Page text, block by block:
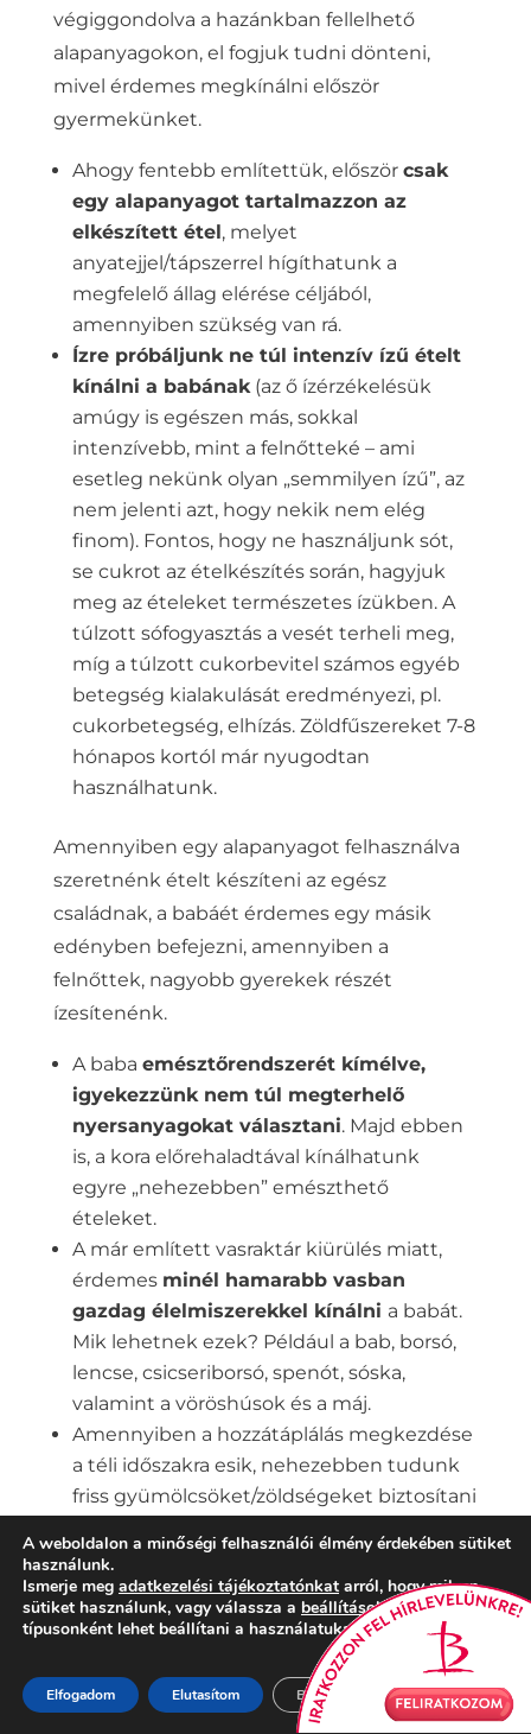
végiggondolva a hazánkban fellelhető
alapanyagokon, el fogjuk tudni dönteni,
mivel érdemes megkínálni először
gyermekünket.
Ahogy fentebb említettük, először csak
egy alapanyagot tartalmazzon az
elkészített étel , melyet
anyatejjel/tápszerrel hígíthatunk a
megfelelő állag elérése céljából,
amennyiben szükség van rá.
Ízre próbáljunk ne túl intenzív ízű ételt
kínálni a babának(az ő ízérzékelésük
amúgy is egészen más, sokkal
intenzívebb, mint a felnőtteké – ami
esetleg nekünk olyan „semmilyen ízű”, az
nem jelenti azt, hogy nekik nem elég
finom). Fontos, hogy ne használjunk sót,
se cukrot az ételkészítés során, hagyjuk
meg az ételeket természetes ízükben. A
túlzott sófogyasztás a vesét terheli meg,
míg a túlzott cukorbevitel számos egyéb
betegség kialakulását eredményezi, pl.
cukorbetegség, elhízás. Zöldfűszereket 7-8
hónapos kortól már nyugodtan
használhatunk.
Amennyiben egy alapanyagot felhasználva
szeretnénk ételt készíteni az egész
családnak, a babáét érdemes egy másik
edényben befejezni, amennyiben a
felnőttek, nagyobb gyerekek részét
ízesítenénk.
A baba emésztőrendszerét kímélve,
igyekezzünk nem túl megterhelő
nyersanyagokat választani. Majd ebben
is, a kora előrehaladtával kínálhatunk
egyre „nehezebben” emészthető
ételeket.
A már említett vasraktár kiürülés miatt,
érdemes minél hamarabb vasban
gazdag élelmiszerekkel kínálni a babát.
Mik lehetnek ezek? Például a bab, borsó,
lencse, csicseriborsó, spenót, sóska,
valamint a vöröshúsok és a máj.
Amennyiben a hozzátáplálás megkezdése
a téli időszakra esik, nehezebben tudunk
friss gyümölcsöket/zöldségeket biztosítani
étrendje, ezért érdemes már nyáron
gondolni arra, hogy a szezonális
alapanyagokból kisebb adagokat
lefagyasszunk a babának.
Egyes nyersanyagok bizonyos életkor
alatt nem ajánlottak: ilyen pl. a tehéntej,
A weboldalon a minőségi felhasználói élmény érdekében sütiket
használunk.
Ismerje meg adatkezelési tájékoztatónkat arról, hogy milyen
sütiket használunk, vagy válassza a beállításokrészt, ahol
típusonként lehet beállítani a használatukat.
Elfogadom Elutasítom Beállítások